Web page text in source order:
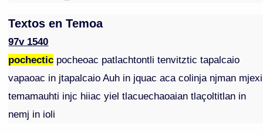
Textos en Temoa
97v 1540
pochectic pocheoac patlachtontli tenvitztic tapalcaio
vapaoac in jtapalcaio Auh in jquac aca colinja njman mjexi
temamauhti injc hiiac yiel tlacuechaoaian tlaçoltitlan in
nemj in ioli